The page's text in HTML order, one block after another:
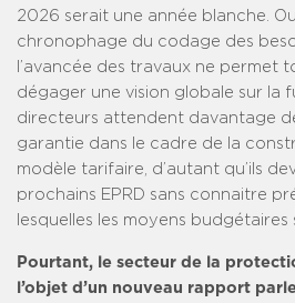
2026 serait une année blanche.
chronophage du codage des
l’avancée des travaux ne permet
dégager une vision globale sur la
directeurs attendent davantage
garantie dans le cadre de la
modèle tarifaire, d’autant qu’ils
prochains EPRD sans connaitre
lesquelles les moyens budgétaires
Pourtant, le secteur de la
l’objet d’un nouveau rapport